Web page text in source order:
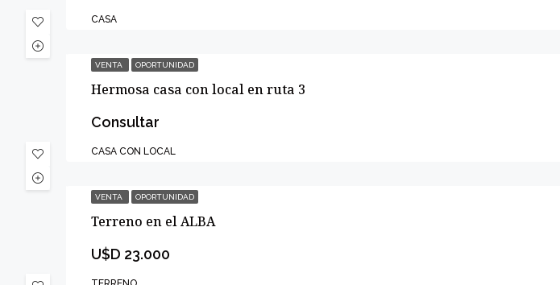
CASA
VENTA OPORTUNIDAD
Hermosa casa con local en ruta 3
Consultar
CASA CON LOCAL
VENTA OPORTUNIDAD
Terreno en el ALBA
U$D 23.000